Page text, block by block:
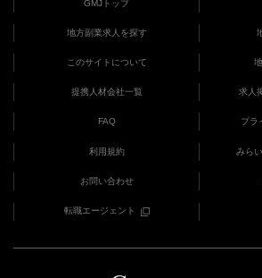
GMJトップ
地方副業求人を探す
このサイトについて
提携人材会社一覧 求人
FAQ プラ
利用規約 みら
お問い合わせ
転職エージェント